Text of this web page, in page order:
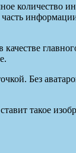
количество
Без
такое